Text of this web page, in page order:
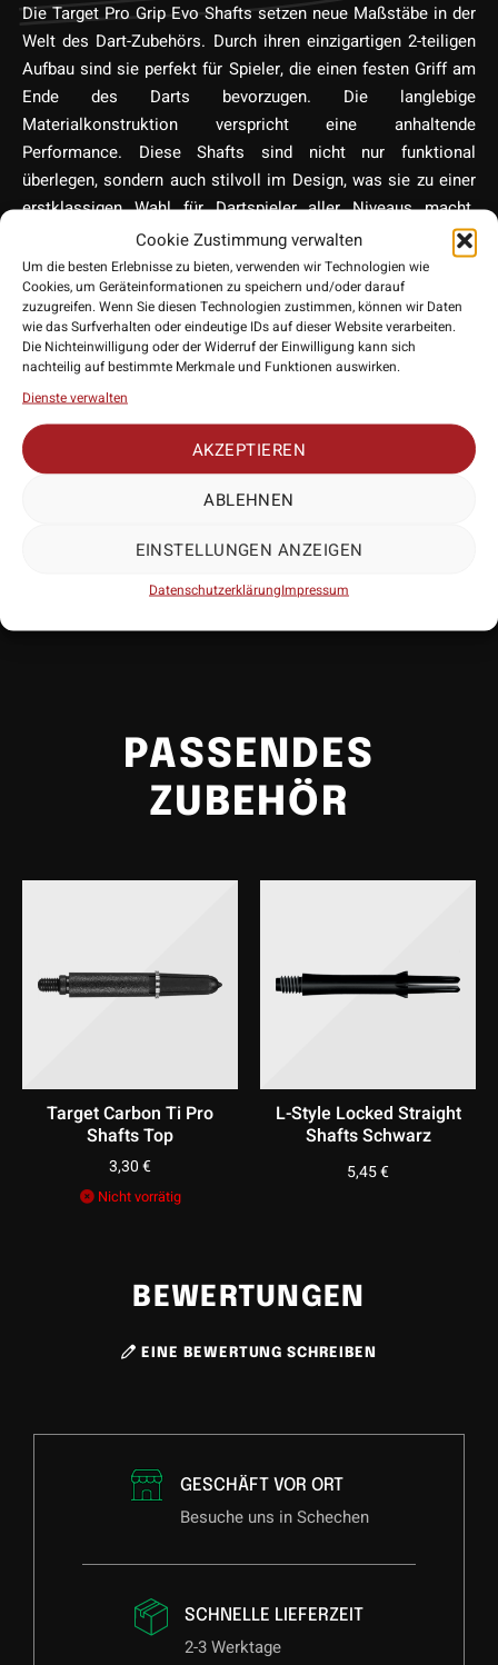
Cookie Zustimmung verwalten
Um die besten Erlebnisse zu bieten, verwenden wir Technologien wie
Cookies, um Geräteinformationen zu speichern und/oder darauf
zuzugreifen. Wenn Sie diesen Technologien zustimmen, können wir Daten
wie das Surfverhalten oder eindeutige IDs auf dieser Website verarbeiten.
Die Nichteinwilligung oder der Widerruf der Einwilligung kann sich
nachteilig auf bestimmte Merkmale und Funktionen auswirken.
Dienste verwalten
AKZEPTIEREN
ABLEHNEN
EINSTELLUNGEN ANZEIGEN
DatenschutzerklärungImpressum
Die Target Pro Grip Evo Shafts setzen neue Maßstäbe in der
Welt des Dart-Zubehörs. Durch ihren einzigartigen 2-teiligen
Aufbau sind sie perfekt für Spieler, die einen festen Griff am
Ende des Darts bevorzugen. Die langlebige
Materialkonstruktion verspricht eine anhaltende
Performance. Diese Shafts sind nicht nur funktional
überlegen, sondern auch stilvoll im Design, was sie zu einer
erstklassigen Wahl für Dartspieler aller Niveaus macht.
Steigern Sie Ihr Dartspiel mit den Target Pro Grip Evo Shafts!
PASSENDES
ZUBEHÖR
Target Carbon Ti Pro
Shafts Top
3,30€
Nicht vorrätig
L-Style Locked Straight
Shafts Schwarz
5,45€
BEWERTUNGEN
EINE BEWERTUNG SCHREIBEN
GESCHÄFT VOR ORT
Besuche uns in Schechen
SCHNELLE LIEFERZEIT
2-3 Werktage